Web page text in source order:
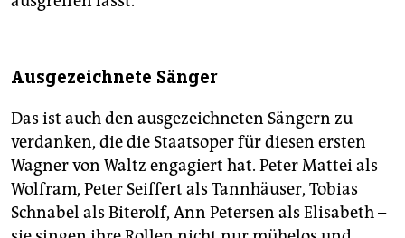
Ausgezeichnete Sänger
Das ist auch den ausgezeichneten Sängern zu
verdanken, die die Staatsoper für diesen ersten
Wagner von Waltz engagiert hat. Peter Mattei als
Wolfram, Peter Seiffert als Tannhäuser, Tobias
Schnabel als Biterolf, Ann Petersen als Elisabeth –